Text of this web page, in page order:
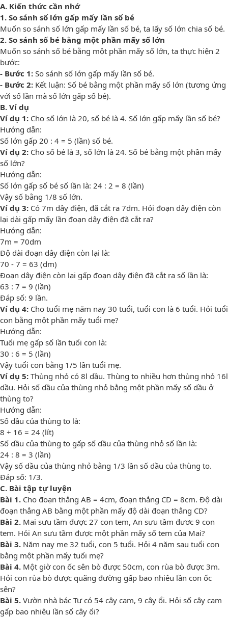
A. Kiến thức cần nhớ
1. So sánh số lớn gấp mấy lần số bé
Muốn so sánh số lớn gấp mấy lần số bé, ta lấy số lớn chia số bé.
2. So sánh số bé bằng một phần mấy số lớn
Muốn so sánh số bé bằng một phần mấy số lớn, ta thực hiện 2
bước:
- Bước 1: So sánh số lớn gấp mấy lần số bé.
- Bước 2: Kết luận: Số bé bằng một phần mấy số lớn (tương ứng
với số lần mà số lớn gấp số bé).
B. Ví dụ
Ví dụ 1: Cho số lớn là 20, số bé là 4. Số lớn gấp mấy lần số bé?
Hướng dẫn:
Số lớn gấp 20 : 4 = 5 (lần) số bé.
Ví dụ 2: Cho số bé là 3, số lớn là 24. Số bé bằng một phần mấy
số lớn?
Hướng dẫn:
Số lớn gấp số bé số lần là: 24 : 2 = 8 (lần)
Vậy số bằng 1/8 số lớn.
Ví dụ 3: Có 7m dây điện, đã cắt ra 7dm. Hỏi đoạn dây điện còn
lại dài gấp mấy lần đoạn dây điện đã cắt ra?
Hướng dẫn:
7m = 70dm
Độ dài đoạn dây điện còn lại là:
70 - 7 = 63 (dm)
Đoạn dây điện còn lại gấp đoạn dây điện đã cắt ra số lần là:
63 : 7 = 9 (lần)
Đáp số: 9 lần.
Ví dụ 4: Cho tuổi mẹ năm nay 30 tuổi, tuổi con là 6 tuổi. Hỏi tuổi
con bằng một phần mấy tuổi mẹ?
Hướng dẫn:
Tuổi mẹ gấp số lần tuổi con là:
30 : 6 = 5 (lần)
Vậy tuổi con bằng 1/5 lần tuổi mẹ.
Ví dụ 5: Thùng nhỏ có 8l dầu. Thùng to nhiều hơn thùng nhỏ 16l
dầu. Hỏi số dầu của thùng nhỏ bằng một phần mấy số dầu ở
thùng to?
Hướng dẫn:
Số dầu của thùng to là:
8 + 16 = 24 (lít)
Số dầu của thùng to gấp số dầu của thùng nhỏ số lần là:
24 : 8 = 3 (lần)
Vậy số dầu của thùng nhỏ bằng 1/3 lần số dầu của thùng to.
Đáp số: 1/3.
C. Bài tập tự luyện
Bài 1. Cho đoạn thẳng AB = 4cm, đoạn thẳng CD = 8cm. Độ dài
đoạn thẳng AB bằng một phần mấy độ dài đoạn thẳng CD?
Bài 2. Mai sưu tầm được 27 con tem, An sưu tầm đươc 9 con
tem. Hỏi An sưu tầm được một phần mấy số tem của Mai?
Bài 3. Năm nay mẹ 32 tuổi, con 5 tuổi. Hỏi 4 năm sau tuổi con
bằng một phần mấy tuổi mẹ?
Bài 4. Một giờ con ốc sên bò được 50cm, con rùa bò được 3m.
Hỏi con rùa bò được quãng đường gấp bao nhiêu lần con ốc
sên?
Bài 5. Vườn nhà bác Tư có 54 cây cam, 9 cây ổi. Hỏi số cây cam
gấp bao nhiêu lần số cây ổi?